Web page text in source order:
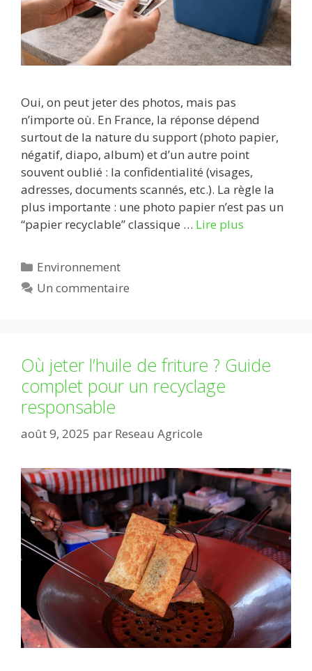
Oui, on peut jeter des photos, mais pas
n’importe où. En France, la réponse dépend
surtout de la nature du support (photo papier,
négatif, diapo, album) et d’un autre point
souvent oublié : la confidentialité (visages,
adresses, documents scannés, etc.). La règle la
plus importante : une photo papier n’est pas un
“papier recyclable” classique … Lire plus
Catégories
Environnement
Un commentaire
Où jeter l’huile de friture ? Guide
complet pour un recyclage
responsable
août 9, 2025 par Reseau Agricole